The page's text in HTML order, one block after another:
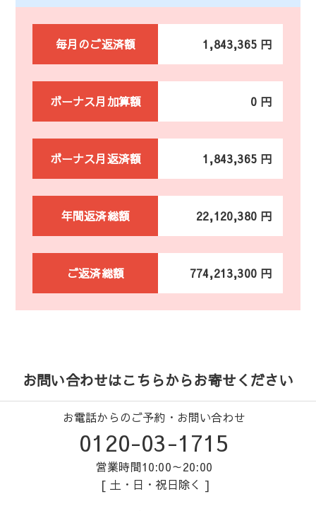
毎月のご返済額 1,843,365 円
ボーナス月加算額 0 円
ボーナス月返済額 1,843,365 円
年間返済総額 22,120,380 円
ご返済総額 774,213,300 円
お問い合わせはこちらからお寄せください
お電話からのご予約・お問い合わせ
0120-03-1715
営業時間10:00～20:00
[ 土・日・祝日除く ]